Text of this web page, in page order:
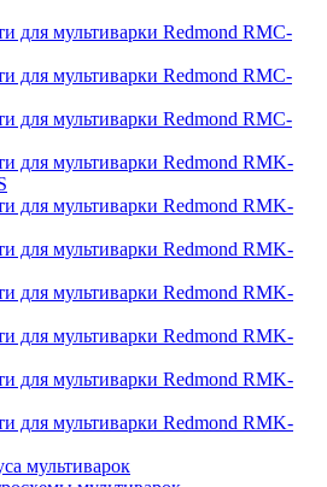
для мультиварки Redmond RMC-
для мультиварки Redmond RMC-
для мультиварки Redmond RMC-
для мультиварки Redmond RMK-
для мультиварки Redmond RMK-
для мультиварки Redmond RMK-
для мультиварки Redmond RMK-
для мультиварки Redmond RMK-
для мультиварки Redmond RMK-
для мультиварки Redmond RMK-
мультиварок